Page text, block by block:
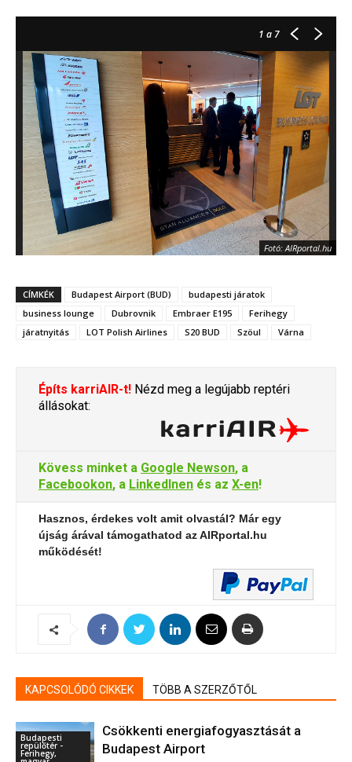
1 a 7
Fotó: AIRportal.hu
CÍMKÉK Budapest Airport (BUD)
budapesti járatok
business lounge
Dubrovnik Embraer E195
Ferihegy
járatnyitás
LOT Polish Airlines S20 BUD Szöul Várna
Építs karriAIR-t! Nézd meg a legújabb reptéri
állásokat:
Kövess minket a Google Newson, a
Facebookon, a LinkedInen és az X-en!
Hasznos, érdekes volt amit olvastál? Már egy
újság árával támogathatod az AIRportal.hu
működését!
KAPCSOLÓDÓ CIKKEK TÖBB A SZERZŐTŐL
Budapesti
repülőtér -
Ferihegy,
Csökkenti energiafogyasztását a
Budapest Airport